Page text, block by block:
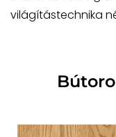
világítástechnika